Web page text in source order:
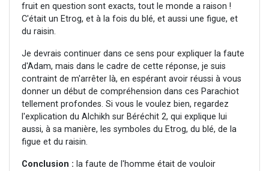
fruit en question sont exacts, tout le monde a raison !
C'était un Etrog, et à la fois du blé, et aussi une figue, et
du raisin.
Je devrais continuer dans ce sens pour expliquer la faute
d'Adam, mais dans le cadre de cette réponse, je suis
contraint de m'arrêter là, en espérant avoir réussi à vous
donner un début de compréhension dans ces Parachiot
tellement profondes. Si vous le voulez bien, regardez
l'explication du Alchikh sur Béréchit 2, qui explique lui
aussi, à sa manière, les symboles du Etrog, du blé, de la
figue et du raisin.
Conclusion : la faute de l'homme était de vouloir